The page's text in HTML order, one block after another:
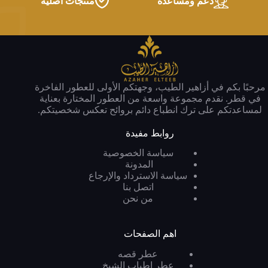
مرحبًا بكم في أزاهير الطيب، وجهتكم الأولى للعطور الفاخرة
في قطر. نقدم مجموعة واسعة من العطور المختارة بعناية
لمساعدتكم على ترك انطباع دائم بروائح تعكس شخصيتكم.
روابط مفيدة
سياسة الخصوصية
المدونة
سياسة الاسترداد والإرجاع
اتصل بنا
من نحن
اهم الصفحات
عطر قصه
عطر اطياب الشيخ